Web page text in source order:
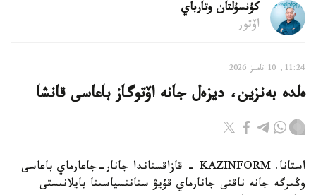
كۇنسۇلتان وتارباي
اۆتور
11:24, 10 تامىز 2026
ەلدە بەنزين، ديزەل جانە اۆتوگاز باعاسى قانشا
استانا. KAZINFORM - قازاقستاندا جانار-جاعارماي باعاسى
وڭىرگە جانە ناقتى جانارماي قۇيۋ ستانتسياسىنا بايلانىستى